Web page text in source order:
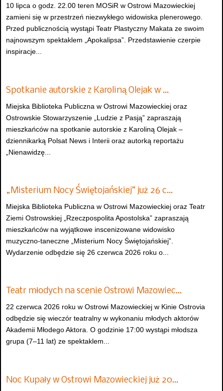
10 lipca o godz. 22.00 teren MOSiR w Ostrowi Mazowieckiej
zamieni się w przestrzeń niezwykłego widowiska plenerowego.
Przed publicznością wystąpi Teatr Plastyczny Makata ze swoim
najnowszym spektaklem „Apokalipsa”. Przedstawienie czerpie
inspiracje...
Spotkanie autorskie z Karoliną Olejak w …
Miejska Biblioteka Publiczna w Ostrowi Mazowieckiej oraz
Ostrowskie Stowarzyszenie „Ludzie z Pasją” zapraszają
mieszkańców na spotkanie autorskie z Karoliną Olejak –
dziennikarką Polsat News i Interii oraz autorką reportażu
„Nienawidzę...
„Misterium Nocy Świętojańskiej” już 26 c…
Miejska Biblioteka Publiczna w Ostrowi Mazowieckiej oraz Teatr
Ziemi Ostrowskiej „Rzeczpospolita Apostolska” zapraszają
mieszkańców na wyjątkowe inscenizowane widowisko
muzyczno-taneczne „Misterium Nocy Świętojańskiej”.
Wydarzenie odbędzie się 26 czerwca 2026 roku o...
Teatr młodych na scenie Ostrowi Mazowiec…
22 czerwca 2026 roku w Ostrowi Mazowieckiej w Kinie Ostrovia
odbędzie się wieczór teatralny w wykonaniu młodych aktorów
Akademii Młodego Aktora. O godzinie 17:00 wystąpi młodsza
grupa (7–11 lat) ze spektaklem...
Noc Kupały w Ostrowi Mazowieckiej już 20…